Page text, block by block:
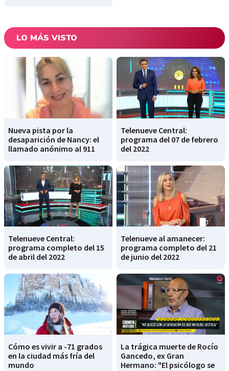
LO MÁS VISTO
Nueva pista por la
desaparición de Nancy: el
llamado anónimo al 911
Telenueve Central:
programa del 07 de febrero
del 2022
Telenueve Central:
programa completo del 15
de abril del 2022
Telenueve al amanecer:
programa completo del 21
de junio del 2022
Cómo es vivir a -71 grados
en la ciudad más fría del
mundo
La trágica muerte de Rocío
Gancedo, ex Gran
Hermano: "El psicólogo se